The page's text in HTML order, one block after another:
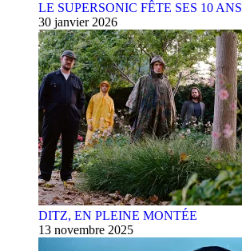
LE SUPERSONIC FÊTE SES 10 ANS
30 janvier 2026
DITZ, EN PLEINE MONTÉE
13 novembre 2025